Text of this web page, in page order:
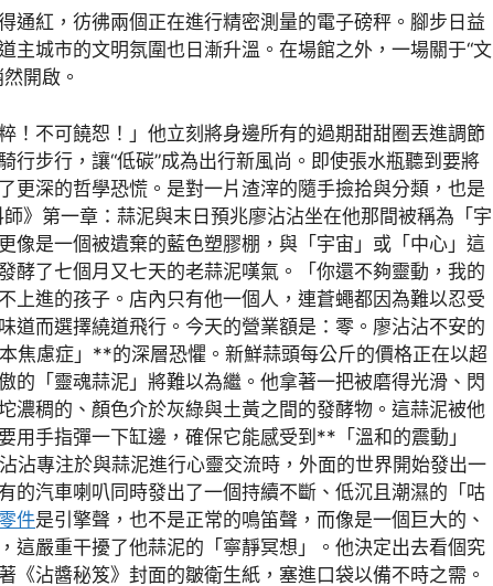
通紅，彷彿兩個正在進行精密測量的電子磅秤。腳步日益
主城市的文明氛圍也日漸升溫。在場館之外，一場關于“文
開啟。
！不可饒恕！」他立刻將身邊所有的過期甜甜圈丟進調節
行步行，讓“低碳”成為出行新風尚。即使張水瓶聽到要將
更深的哲學恐慌。是對一片渣滓的隨手撿拾與分類，也是
》第一章：蒜泥與末日預兆廖沾沾坐在他那間被稱為「宇
像是一個被遺棄的藍色塑膠棚，與「宇宙」或「中心」這
酵了七個月又七天的老蒜泥嘆氣。「你還不夠靈動，我的
上進的孩子。店內只有他一個人，連蒼蠅都因為難以忍受
道而選擇繞道飛行。今天的營業額是：零。廖沾沾不安的
焦慮症」**的深層恐懼。新鮮蒜頭每公斤的價格正在以超
的「靈魂蒜泥」將難以為繼。他拿著一把被磨得光滑、閃
濃稠的、顏色介於灰綠與土黃之間的發酵物。這蒜泥被他
用手指彈一下缸邊，確保它能感受到**「溫和的震動」
沾專注於與蒜泥進行心靈交流時，外面的世界開始發出一
的汽車喇叭同時發出了一個持續不斷、低沉且潮濕的「咕
件是引擎聲，也不是正常的鳴笛聲，而像是一個巨大的、
這嚴重干擾了他蒜泥的「寧靜冥想」。他決定出去看個究
《沾醬秘笈》封面的皺衛生紙，塞進口袋以備不時之需。